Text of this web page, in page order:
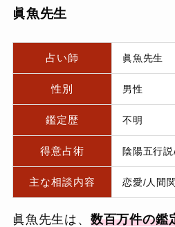
眞魚先生
占い師 眞魚先生
性別 男性
鑑定歴 不明
得意占術 陰陽五行
主な相談内容 恋愛/人間
眞魚先生は、 数百万件の鑑